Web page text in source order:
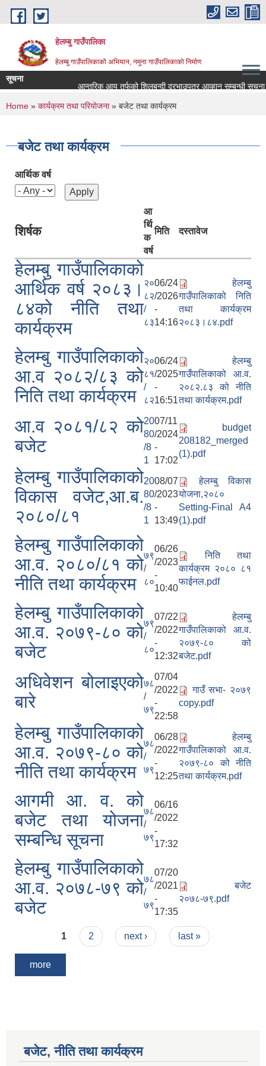
Skip to main content
हेलम्बु गाउँपालिका
हेलम्बु गाउँपालिकाको अभियान, नमुना गाउँपालिकाको निर्माण
सूचना
आन्तरिक आय तर्फको शिलबन्दी दरभाउपत्र आव्हान सम्बन्धी सूचना।
You are here
Home » कार्यक्रम तथा परियोजना» बजेट तथा कार्यक्रम
बजेट तथा कार्यक्रम
आर्थिक वर्ष
शिर्षक
आ
र्थि
क
वर्ष
मिति दस्तावेज
हेलम्बु गाउँपालिकाको
आर्थिक वर्ष २०८३।
८४को नीति तथा
कार्यक्रम
२०
८२
/
८३
06/24
/2026
-
14:16
हेलम्बु
गाउँपालिकाको निति
तथा कार्यक्रम
२०८३।८४.pdf
हेलम्बु गाउँपालिकाको
आ.व २०८२/८३ को
निति तथा कार्यक्रम
२०
८१
/
८२
06/24
/2025
-
16:51
हेलम्बु
गाउँपालिकाको आ.व.
२०८२.८३ को नीति
तथा कार्यक्रम.pdf
आ.व २०८१/८२ को
बजेट
20
80
/8
1
07/11
/2024
-
17:02
budget
208182_merged
(1).pdf
हेलम्बु गाउँपालिकाको
विकास वजेट,आ.ब.
२०८०/८१
20
80
/8
1
08/07
/2023
-
13:49
हेलम्बु विकास
योजना,२०८०
Setting-Final A4
(1).pdf
हेलम्बु गाउँपालिकाको
आ.व. २०८०/८१ को
नीति तथा कार्यक्रम
७९
/
८०
06/26
/2023
-
10:40
निति तथा
कार्यक्रम २०८० ८१
फाईनल.pdf
हेलम्बु गाउँपालिकाको
आ.व. २०७९-८० को
बजेट
७९
/
८०
07/22
/2022
-
12:32
हेलम्बु
गाउँपालिकाको आ.व.
२०७९-८० को
बजेट.pdf
अधिवेशन बोलाइएको
बारे
७८
/
७९
07/04
/2022
-
22:58
गाउँ सभा- २०७९
copy.pdf
हेलम्बु गाउँपालिकाको
आ.व. २०७९-८० को
नीति तथा कार्यक्रम
७८
/
७९
06/28
/2022
-
12:25
हेलम्बु
गाउँपालिकाको आ.व.
२०७९-८० को नीति
तथा कार्यक्रम.pdf
आगमी आ. व. को
बजेट तथा योजना
सम्बन्धि सूचना
७८
/
७९
06/16
/2022
-
17:32
हेलम्बु गाउँपालिकाको
आ.व. २०७८-७९ को
बजेट
७८
/
७९
07/20
/2021
-
17:35
बजेट
२०७८-७९.pdf
Pages
1 2 next › last »
more
बजेट, नीति तथा कार्यक्रम